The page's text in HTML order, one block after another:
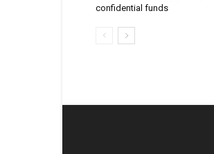
confidential funds